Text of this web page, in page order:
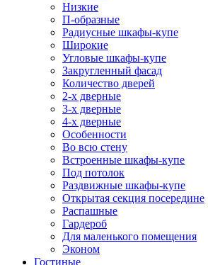
Низкие
П-образные
Радиусные шкафы-купе
Широкие
Угловые шкафы-купе
Закругленный фасад
Количество дверей
2-х дверные
3-х дверные
4-х дверные
Особенности
Во всю стену
Встроенные шкафы-купе
Под потолок
Раздвижные шкафы-купе
Открытая секция посередине
Распашные
Гардероб
Для маленького помещения
Эконом
Гостиные